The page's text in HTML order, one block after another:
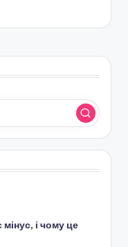
і чому це